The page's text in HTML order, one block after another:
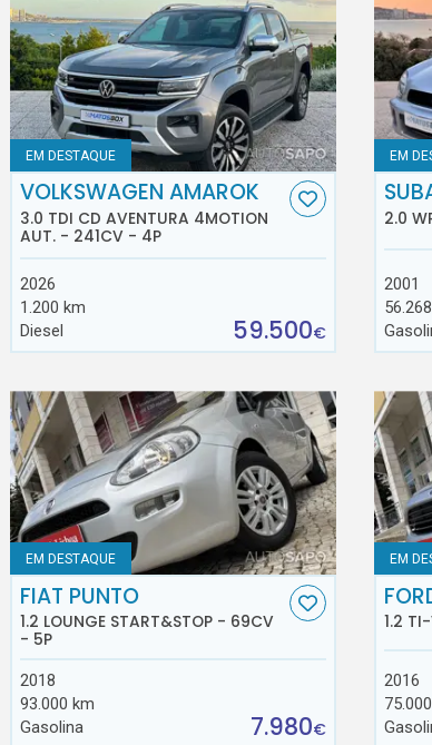
EM DESTAQUE
VOLKSWAGEN AMAROK
3.0 TDI CD AVENTURA 4MOTION
AUT. - 241CV - 4P
2026
1.200 km
Diesel
59.500€
EM
2.0
2001
EM DESTAQUE
FIAT PUNTO
1.2 LOUNGE START&STOP - 69CV
- 5P
2018
93.000 km
Gasolina
7.980€
EM
1.2
2016